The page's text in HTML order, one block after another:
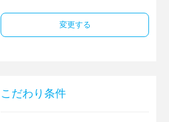
変更する
こだわり条件